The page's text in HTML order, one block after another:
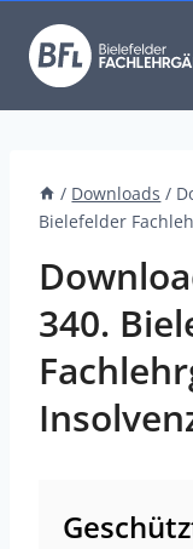
Inhalt
springen
/ Downloads /
Bielefelder
340.